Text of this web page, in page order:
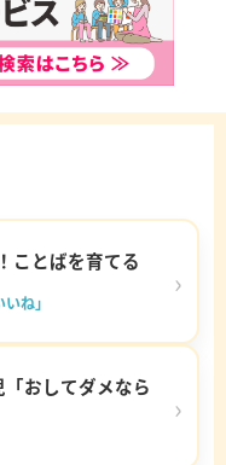
ことばを育てる
ね」
›
おしてダメなら
›